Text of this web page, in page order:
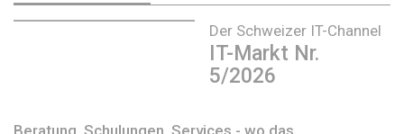
Der Schweizer IT-Channel
IT-Markt Nr.
5/2026